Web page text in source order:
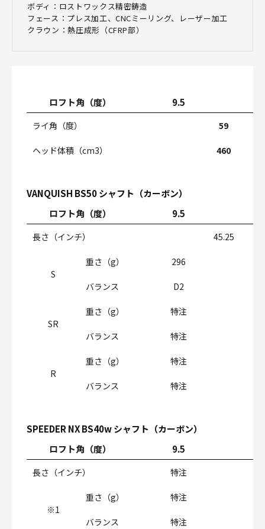
ボディ：ロストワックス精密鋳造
フェース：プレス加工、CNCミーリング、レーザー加工
クラウン：熱圧成形（CFRP部）
ロフト角（度） 9.5
ライ角（度） 59
ヘッド体積（cm3） 460
VANQUISH BS50 シャフト（カーボン）
ロフト角（度）
9.5
長さ（インチ） 45.25
S
重さ（g） 296
バランス D2
SR
重さ（g） 特注
バランス 特注
R
重さ（g） 特注
バランス 特注
SPEEDER NX BS40w シャフト（カーボン）
ロフト角（度）
9.5
長さ（インチ） 特注
※1
重さ（g） 特注
バランス 特注